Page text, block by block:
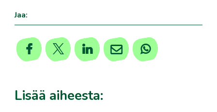
Jaa:
Lisää aiheesta: